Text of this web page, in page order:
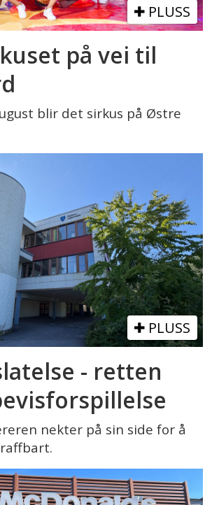
PLUSS
på vei til
blir det sirkus på Østre
PLUSS
- retten
nekter på sin side for å